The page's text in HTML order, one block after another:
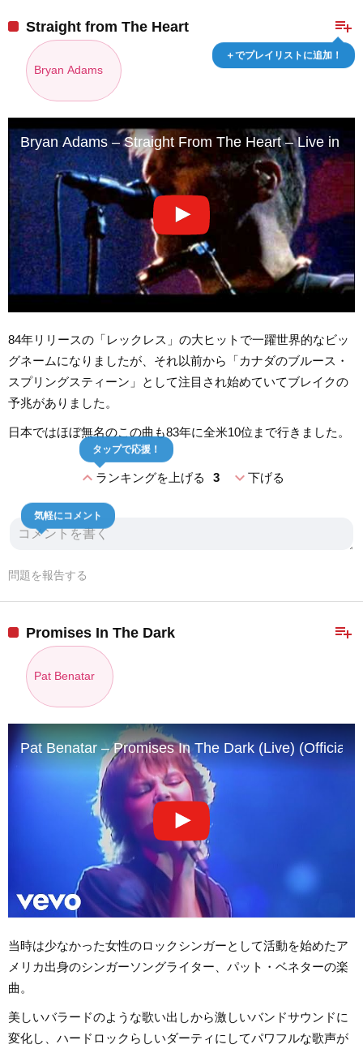
playlist_add
＋でプレイリストに追加！
Straight from The Heart
Bryan Adams
Bryan Adams – Straight From The Heart – Live in
84年リリースの「レックレス」の大ヒットで一躍世界的なビッ
グネームになりましたが、それ以前から「カナダのブルース・
スプリングスティーン」として注目され始めていてブレイクの
予兆がありました。
日本ではほぼ無名のこの曲も83年に全米10位まで行きました。
expand_lessランキングを上げる 3
タップで応援！
expand_more下げる
気軽にコメント
問題を報告する
playlist_add
Promises In The Dark
Pat Benatar
Pat Benatar – Promises In The Dark (Live) (Official
当時は少なかった女性のロックシンガーとして活動を始めたア
メリカ出身のシンガーソングライター、パット・ベネターの楽
曲。
美しいバラードのような歌い出しから激しいバンドサウンドに
変化し、ハードロックらしいダーティにしてパワフルな歌声が